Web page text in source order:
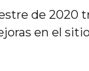
de 2020
en el